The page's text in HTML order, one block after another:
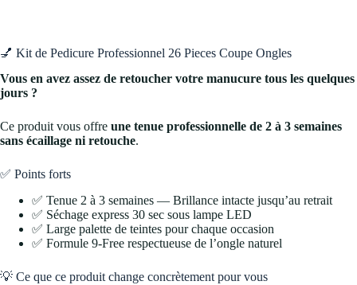
💅 Kit de Pedicure Professionnel 26 Pieces Coupe Ongles
Vous en avez assez de retoucher votre manucure tous les quelques
jours ?
Ce produit vous offre une tenue professionnelle de 2 à 3 semaines
sans écaillage ni retouche.
✅ Points forts
✅ Tenue 2 à 3 semaines — Brillance intacte jusqu’au retrait
✅ Séchage express 30 sec sous lampe LED
✅ Large palette de teintes pour chaque occasion
✅ Formule 9-Free respectueuse de l’ongle naturel
💡 Ce que ce produit change concrètement pour vous